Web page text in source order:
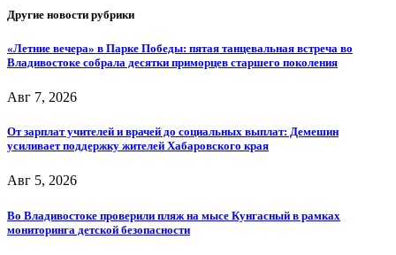
Другие новости рубрики
«Летние вечера» в Парке Победы: пятая танцевальная встреча во
Владивостоке собрала десятки приморцев старшего поколения
Авг 7, 2026
От зарплат учителей и врачей до социальных выплат: Демешин
усиливает поддержку жителей Хабаровского края
Авг 5, 2026
Во Владивостоке проверили пляж на мысе Кунгасный в рамках
мониторинга детской безопасности